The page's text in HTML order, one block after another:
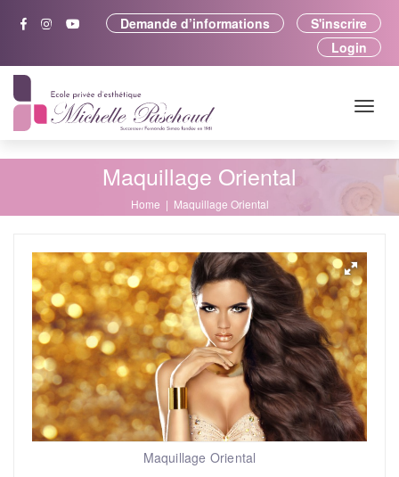
Demande d’informations
S'inscrire
Login
Maquillage Oriental
Home Maquillage Oriental
Maquillage Oriental